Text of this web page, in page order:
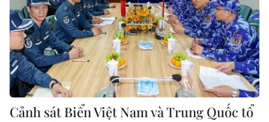
Cảnh sát Biển Việt Nam và Trung Quốc tổ